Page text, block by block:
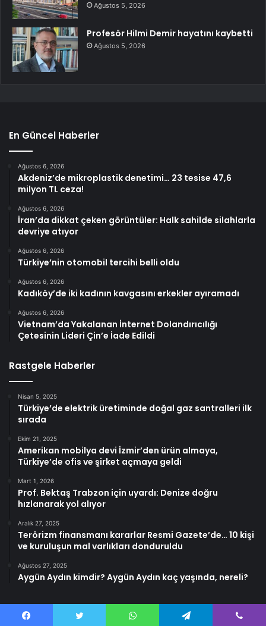
Ağustos 5, 2026
Profesör Hilmi Demir hayatını kaybetti
Ağustos 5, 2026
En Güncel Haberler
Ağustos 6, 2026
Akdeniz’de mikroplastik denetimi… 23 tesise 47,6
milyon TL ceza!
Ağustos 6, 2026
İran’da dikkat çeken görüntüler: Halk sahilde silahlarla
devriye atıyor
Ağustos 6, 2026
Türkiye’nin otomobil tercihi belli oldu
Ağustos 6, 2026
Kadıköy’de iki kadının kavgasını erkekler ayıramadı
Ağustos 6, 2026
Vietnam’da Yakalanan İnternet Dolandırıcılığı
Çetesinin Lideri Çin’e İade Edildi
Rastgele Haberler
Nisan 5, 2025
Türkiye’de elektrik üretiminde doğal gaz santralleri ilk
sırada
Ekim 21, 2025
Amerikan mobilya devi İzmir’den ürün almaya,
Türkiye’de ofis ve şirket açmaya geldi
Mart 1, 2026
Prof. Bektaş Trabzon için uyardı: Denize doğru
hızlanarak yol alıyor
Aralık 27, 2025
Terörizm finansmanı kararlar Resmi Gazete’de… 10 kişi
ve kuruluşun mal varlıkları donduruldu
Ağustos 27, 2025
Aygün Aydın kimdir? Aygün Aydın kaç yaşında, nereli?